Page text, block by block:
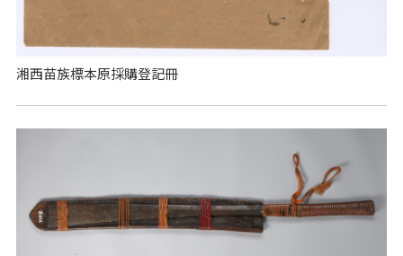
湘西苗族標本原採購登記冊